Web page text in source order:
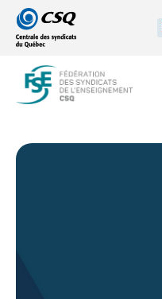
Passer
au
menu
principal
Passer
au
contenu